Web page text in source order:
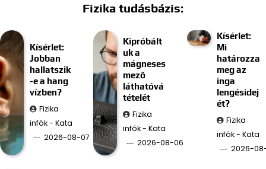
Fizika tudásbázis:
Kísérlet:
Jobban
hallatszik
-e a hang
vízben?
Fizika
infók - Kata
2026-08-07
Kipróbált
uk a
mágneses
mező
láthatóvá
tételét
Fizika
infók - Kata
2026-08-06
Kísérlet:
Mi
határozza
meg az
inga
lengésidej
ét?
Fizika
infók - Kata
2026-